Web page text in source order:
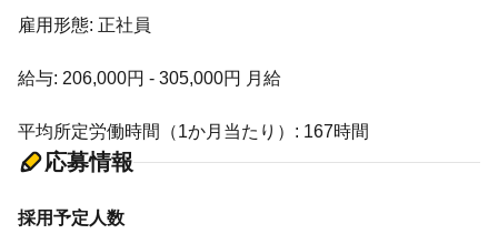
雇用形態: 正社員
給与: 206,000円 - 305,000円 月給
平均所定労働時間（1か月当たり）: 167時間
応募情報
採用予定人数